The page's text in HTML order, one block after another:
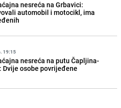
nesreća na Grbavici:
automobil i motocikl, ima
19:15
nesreća na putu Čapljina-
Dvije osobe povrijeđene